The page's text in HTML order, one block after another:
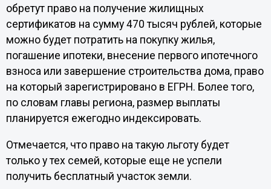
обретут право на получение жилищных
сертификатов на сумму 470 тысяч рублей, которые
можно будет потратить на покупку жилья,
погашение ипотеки, внесение первого ипотечного
взноса или завершение строительства дома, право
на который зарегистрировано в ЕГРН. Более того,
по словам главы региона, размер выплаты
планируется ежегодно индексировать.
Отмечается, что право на такую льготу будет
только у тех семей, которые еще не успели
получить бесплатный участок земли.